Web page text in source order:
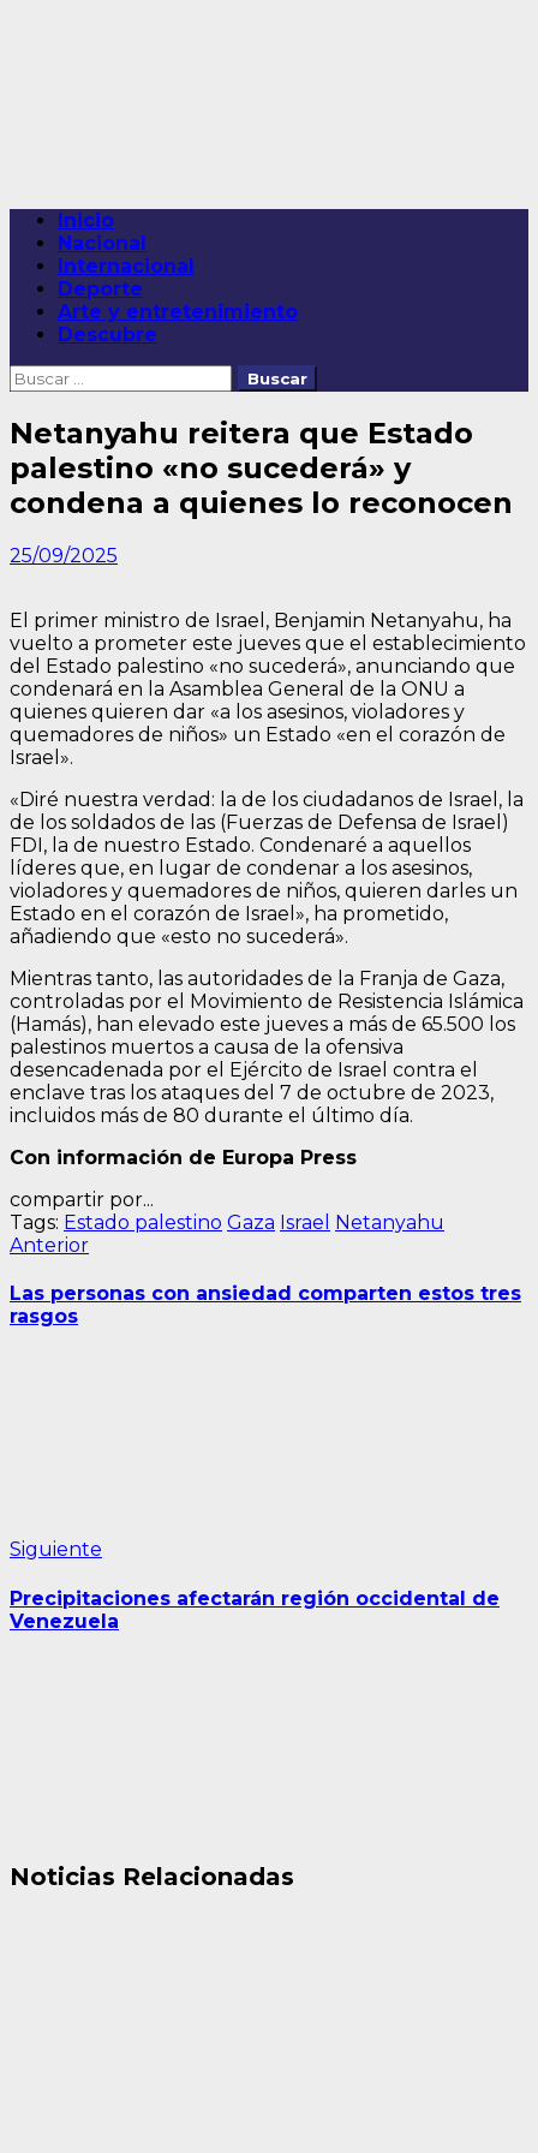
Menú
principal
Inicio
Nacional
Internacional
Deporte
Arte y entretenimiento
Descubre
Buscar:
Netanyahu reitera que Estado
palestino «no sucederá» y
condena a quienes lo reconocen
25/09/2025
El primer ministro de Israel, Benjamin Netanyahu, ha
vuelto a prometer este jueves que el establecimiento
del Estado palestino «no sucederá», anunciando que
condenará en la Asamblea General de la ONU a
quienes quieren dar «a los asesinos, violadores y
quemadores de niños» un Estado «en el corazón de
Israel».
«Diré nuestra verdad: la de los ciudadanos de Israel, la
de los soldados de las (Fuerzas de Defensa de Israel)
FDI, la de nuestro Estado. Condenaré a aquellos
líderes que, en lugar de condenar a los asesinos,
violadores y quemadores de niños, quieren darles un
Estado en el corazón de Israel», ha prometido,
añadiendo que «esto no sucederá».
Mientras tanto, las autoridades de la Franja de Gaza,
controladas por el Movimiento de Resistencia Islámica
(Hamás), han elevado este jueves a más de 65.500 los
palestinos muertos a causa de la ofensiva
desencadenada por el Ejército de Israel contra el
enclave tras los ataques del 7 de octubre de 2023,
incluidos más de 80 durante el último día.
Con información de Europa Press
compartir por...
Tags: Estado palestino Gaza Israel Netanyahu
Navegación
de
entradas
AnteriorEntrada
Las personas con ansiedad comparten estos tres
rasgos
Siguiente
Precipitaciones afectarán región occidental de
Venezuela
Noticias Relacionadas